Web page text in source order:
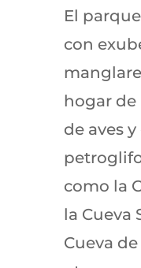
El
con
hogar
de aves
como la
la Cueva
Cueva